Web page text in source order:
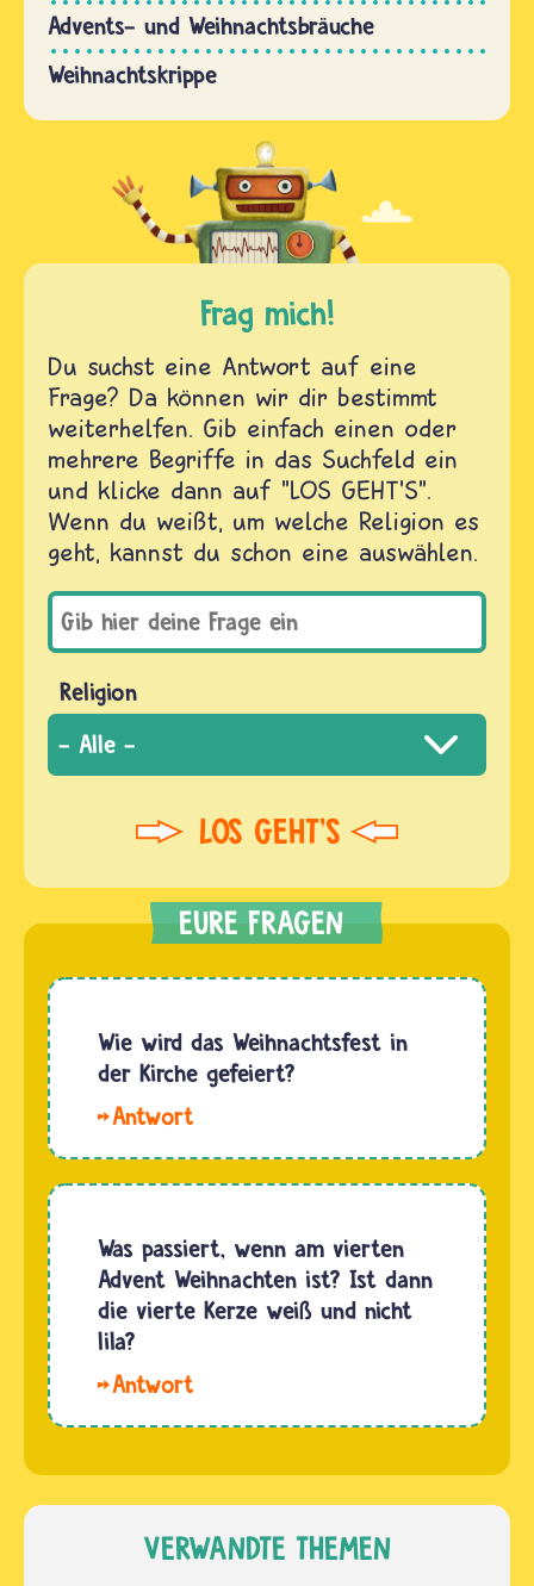
Advents- und Weihnachtsbräuche
Weihnachtskrippe
Frag mich!
Du suchst eine Antwort auf eine
Frage? Da können wir dir bestimmt
weiterhelfen. Gib einfach einen oder
mehrere Begriffe in das Suchfeld ein
und klicke dann auf "LOS GEHT'S".
Wenn du weißt, um welche Religion es
geht, kannst du schon eine auswählen.
Religion
Wie wird das Weihnachtsfest in
der Kirche gefeiert?
am
sind die
Krippenspiele.
Hier
führen
Kinder
die
Was passiert, wenn am vierten
Advent Weihnachten ist? Ist dann
die vierte Kerze weiß und nicht
lila?
Heilige
Abend -
er ist jaVERWANDTE THEMEN